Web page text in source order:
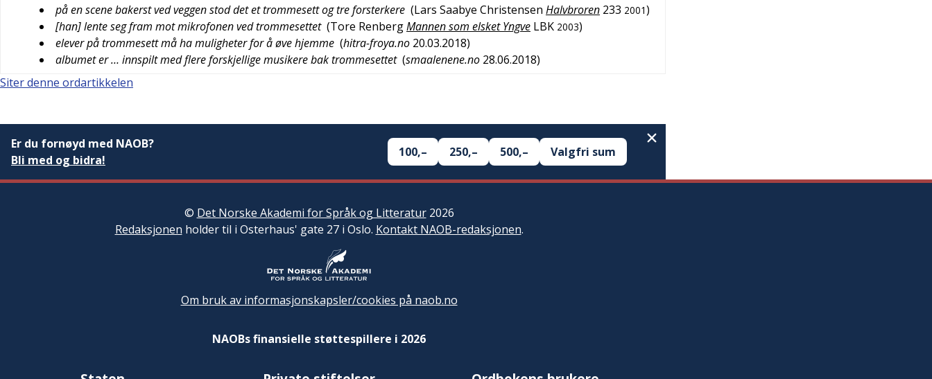
på en scene bakerst ved veggen stod det et trommesett og tre forsterkere (Lars Saabye Christensen Halvbroren 233 2001)
[han] lente seg fram mot mikrofonen ved trommesettet (Tore RenbergMannen som elsket Yngve LBK 2003)
elever på trommesett må ha muligheter for å øve hjemme (hitra-froya.no 20.03.2018)
albumet er … innspilt med flere forskjellige musikere bak trommesettet (smaalenene.no 28.06.2018)
Siter denne ordartikkelen
Er du fornøyd med NAOB?
Bli med og bidra!
100,– 250,– 500,– Valgfri sum
© Det Norske Akademi for Språk og Litteratur2026
Redaksjonen holder til i Osterhaus' gate 27 i Oslo. Kontakt NAOB-redaksjonen.
Om bruk av informasjonskapsler/cookies på naob.no
NAOBs finansielle støttespillere i 2026